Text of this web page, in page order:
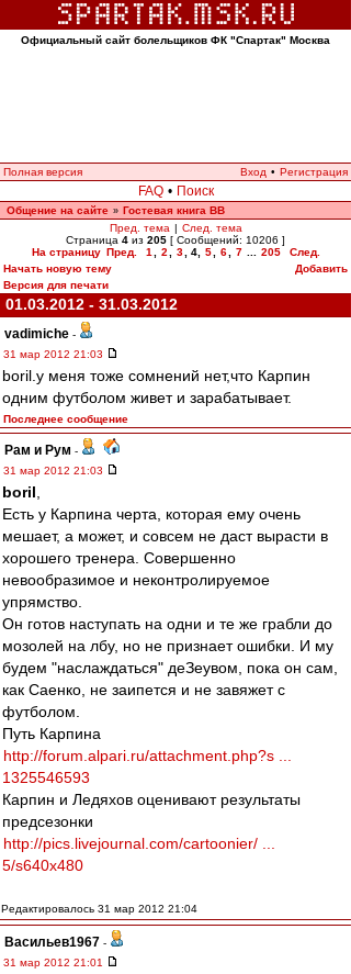
Официальный сайт болельщиков ФК "Спартак" Москва
Полная версия Вход • Регистрация
FAQ • Поиск
Общение на сайте » Гостевая книга ВВ
Пред. тема | След. тема
Страница 4 из 205 [ Сообщений: 10206 ]
На страницу Пред. 1 2 3 4, 5 6 7 205
След.
Начать новую тему
Добавить
Версия для печати
01.03.2012 - 31.03.2012
vadimiche -
31 мар 2012 21:03
boril.у меня тоже сомнений нет,что Карпин
одним футболом живет и зарабатывает.
Последнее сообщение
Рам и Рум -
31 мар 2012 21:03
boril
Есть у Карпина черта, которая ему очень
мешает, а может, и совсем не даст вырасти в
хорошего тренера. Совершенно
невообразимое и неконтролируемое
упрямство.
Он готов наступать на одни и те же грабли до
мозолей на лбу, но не признает ошибки. И му
будем "наслаждаться" деЗеувом, пока он сам,
как Саенко, не заипется и не завяжет с
футболом.
Путь Карпина
http://forum.alpari.ru/attachment.php?s ...
1325546593
Карпин и Ледяхов оценивают результаты
предсезонки
http://pics.livejournal.com/cartoonier/ ...
5/s640x480
Редактировалось 31 мар 2012 21:04
Васильев1967 -
31 мар 2012 21:01